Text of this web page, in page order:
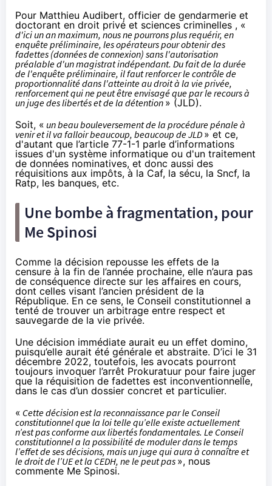
Pour Matthieu Audibert, officier de gendarmerie et
doctorant en droit privé et sciences criminelles , «
d'ici un an maximum, nous ne pourrons plus requérir, en
enquête préliminaire, les opérateurs pour obtenir des
fadettes (données de connexion) sans l'autorisation
préalable d'un magistrat indépendant. Du fait de la durée
de l'enquête préliminaire, il faut renforcer le contrôle de
proportionnalité dans l'atteinte au droit à la vie privée,
renforcement qui ne peut être envisagé que par le recours à
un juge des libertés et de la détention » (JLD).
Soit, « un beau bouleversement de la procédure pénale à
venir et il va falloir beaucoup, beaucoup de JLD » et ce,
d'autant que l’article 77-1-1 parle d’informations
issues d'un système informatique ou d'un traitement
de données nominatives, et donc aussi des
réquisitions aux impôts, à la Caf, la sécu, la Sncf, la
Ratp, les banques, etc.
Une bombe à fragmentation, pour
Me Spinosi
Comme la décision repousse les effets de la
censure à la fin de l’année prochaine, elle n’aura pas
de conséquence directe sur les affaires en cours,
dont celles visant l’ancien président de la
République. En ce sens, le Conseil constitutionnel a
tenté de trouver un arbitrage entre respect et
sauvegarde de la vie privée.
Une décision immédiate aurait eu un effet domino,
puisqu’elle aurait été générale et abstraite. D’ici le 31
décembre 2022, toutefois, les avocats pourront
toujours invoquer l’arrêt Prokuratuur pour faire juger
que la réquisition de fadettes est inconventionnelle,
dans le cas d’un dossier concret et particulier.
« Cette décision est la reconnaissance par le Conseil
constitutionnel que la loi telle qu’elle existe actuellement
n’est pas conforme aux libertés fondamentales. Le Conseil
constitutionnel a la possibilité de moduler dans le temps
l’effet de ses décisions, mais un juge qui aura à connaître et
le droit de l’UE et la CEDH, ne le peut pas », nous
commente Me Spinosi.